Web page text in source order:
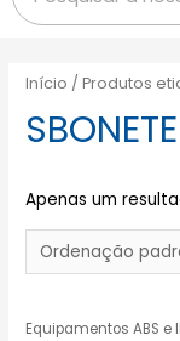
Início / Produtos
Apenas um
Equipamentos ABS e